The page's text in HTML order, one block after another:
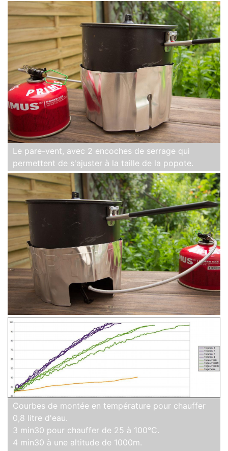
Le pare-vent, avec 2 encoches de serrage qui
permettent de s'ajuster à la taille de la popote.
Courbes de montée en température pour chauffer
0,8 litre d'eau.
3 min30 pour chauffer de 25 à 100°C.
4 min30 à une altitude de 1000m.